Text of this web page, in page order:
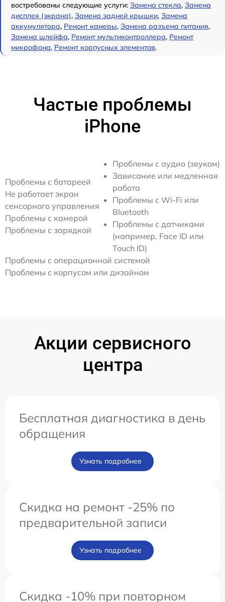
востребованы следующие услуги: Замена стекла, Замена
дисплея (экрана), Замена задней крышки, Замена
аккумулятора, Ремонт камеры, Замена разъема питания,
Замена шлейфа, Ремонт мультиконтроллера, Ремонт
микрофона, Ремонт корпусных элементов.
Частые проблемы
iPhone
Проблемы с батареей
Не работает экран
сенсорного управления
Проблемы с камерой
Проблемы с зарядкой
Проблемы с аудио (звуком)
Зависание или медленная
работа
Проблемы с Wi-Fi или
Bluetooth
Проблемы с датчиками
(например, Face ID или
Touch ID)
Проблемы с операционной системой
Проблемы с корпусом или дизайном
Акции сервисного
центра
Бесплатная диагностика в день
обращения
Узнать подробнее
Скидка на ремонт -25% по
предварительной записи
Узнать подробнее
Скидка -10% при повторном